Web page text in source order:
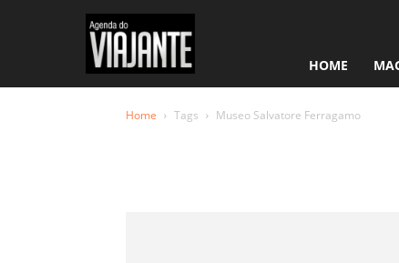
HOME
Home Tags Museo Salvatore Ferragamo
Tag: